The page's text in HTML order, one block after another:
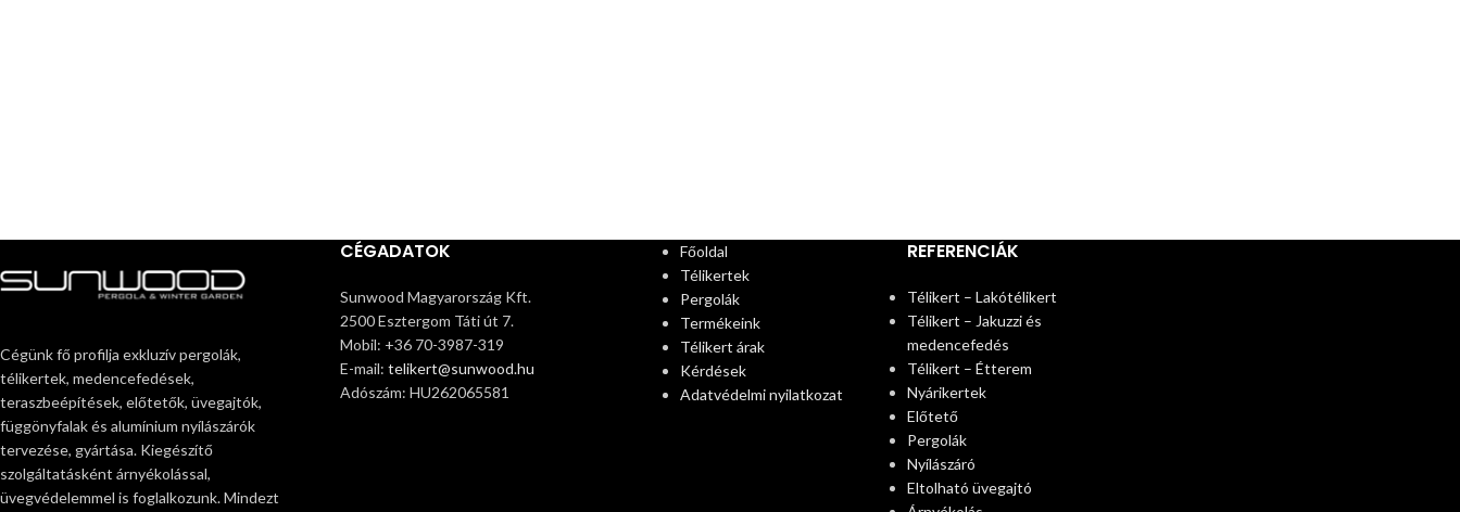
Cégünk fő profilja exkluzív pergolák,
télikertek, medencefedések,
teraszbeépítések, előtetők, üvegajtók,
függönyfalak és alumínium nyílászárók
tervezése, gyártása. Kiegészítő
szolgáltatásként árnyékolással,
üvegvédelemmel is foglalkozunk. Mindezt
CÉGADATOK
Sunwood Magyarország Kft.
2500 Esztergom Táti út 7.
Mobil: +36 70-3987-319
E-mail: telikert@sunwood.hu
Adószám: HU262065581
Főoldal
Télikertek
Pergolák
Termékeink
Télikert árak
Kérdések
Adatvédelmi nyilatkozat
REFERENCIÁK
Télikert – Lakótélikert
Télikert – Jakuzzi és
medencefedés
Télikert – Étterem
Nyárikertek
Előtető
Pergolák
Nyílászáró
Eltolható üvegajtó